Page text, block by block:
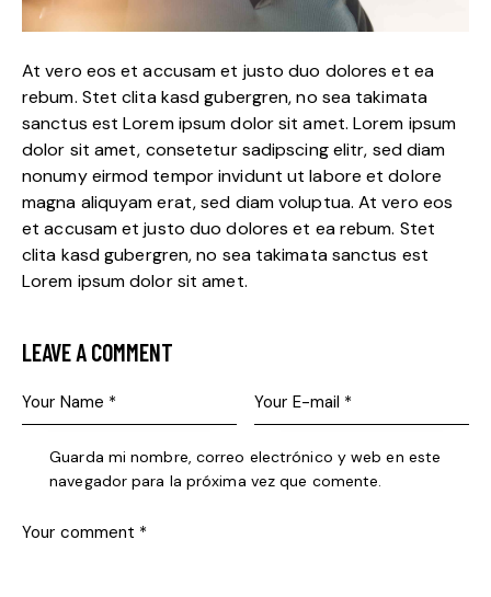
At vero eos et accusam et justo duo dolores et ea
rebum. Stet clita kasd gubergren, no sea takimata
sanctus est Lorem ipsum dolor sit amet. Lorem ipsum
dolor sit amet, consetetur sadipscing elitr, sed diam
nonumy eirmod tempor invidunt ut labore et dolore
magna aliquyam erat, sed diam voluptua. At vero eos
et accusam et justo duo dolores et ea rebum. Stet
clita kasd gubergren, no sea takimata sanctus est
Lorem ipsum dolor sit amet.
LEAVE A COMMENT
Guarda mi nombre, correo electrónico y web en este
navegador para la próxima vez que comente.